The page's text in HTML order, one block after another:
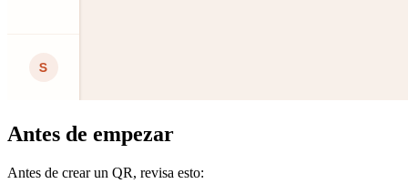
Antes de empezar
Antes de crear un QR, revisa esto: